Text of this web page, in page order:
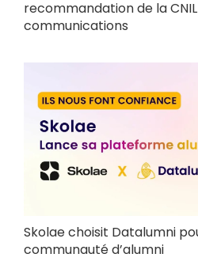
recommandation de la
communications
Skolae choisit Datalumni
communauté d’alumni